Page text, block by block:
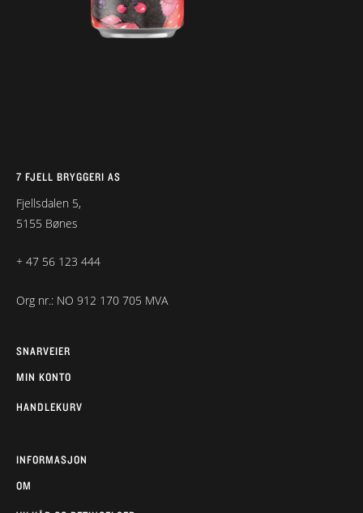
7 FJELL BRYGGERI AS
Fjellsdalen 5,
5155 Bønes
+ 47 56 123 444
Org nr.: NO 912 170 705 MVA
SNARVEIER
MIN KONTO
HANDLEKURV
INFORMASJON
OM